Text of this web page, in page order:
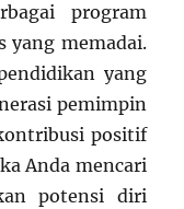
program
yang memadai.
yang
pemimpin
positif
Anda mencari
potensi diri